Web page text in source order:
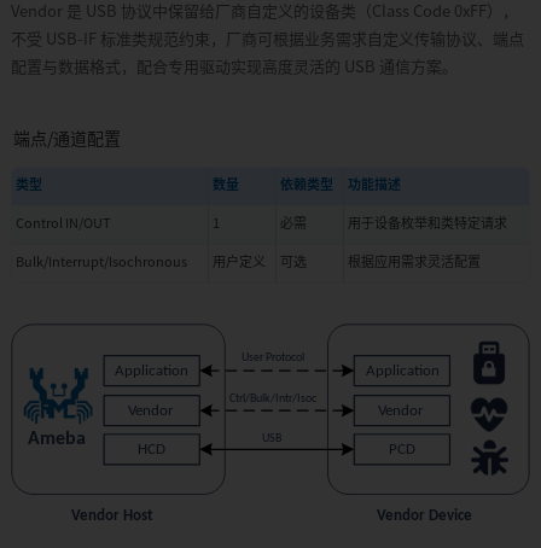
Vendor 是 USB 协议中保留给厂商自定义的设备类（Class Code 0xFF），
不受 USB-IF 标准类规范约束，厂商可根据业务需求自定义传输协议、端点
配置与数据格式，配合专用驱动实现高度灵活的 USB 通信方案。
端点/通道配置
类型 数量 依赖类型 功能描述
Control IN/OUT 1 必需 用于设备枚举和类特定请求
Bulk/Interrupt/Isochronous 用户定义 可选 根据应用需求灵活配置